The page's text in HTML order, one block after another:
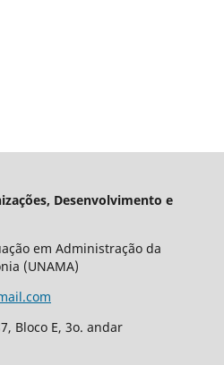
Desenvolvimento e
em Administração da
(UNAMA)
Bloco E, 3o. andar